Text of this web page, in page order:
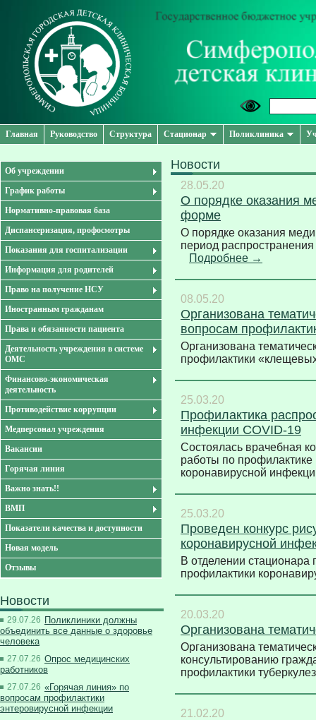
Главная Руководство Структура Стационар Поликлиника
Об учреждении
График работы
Нормативно-правовая база
Диспансеризация, профосмотры
Показания для госпитализации
Информация для родителей
Право на получение НСУ
Иностранным гражданам
Права и обязанности пациента
Деятельность учреждения в системе
ОМС
Финансово-экономическая
деятельность
Противодействие коррупции
Медперсонал учреждения
Вакансии
Горячая линия
Важно знать!!
ВМП
Показатели качества и доступности
Новая модель
Отзывы
Новости
29.07.26 Поликлиники должны
объединить все данные о здоровье
человека
27.07.26 Опрос медицинских
работников
27.07.26 «Горячая линия» по
вопросам профилактики
энтеровирусной инфекции
Новости
28.05.20
О порядке оказания
форме
О порядке оказания
период
Подробнее →
08.05.20
Организована
вопросам
Организована
профилактики
25.03.20
Профилактика
инфекции COVID-19
Состоялась врачебная
работы по
коронавирусной
25.03.20
Проведен конкурс
коронавирусной
В отделении стационара
профилактики
20.03.20
Организована
Организована
консультированию
профилактики
21.02.20